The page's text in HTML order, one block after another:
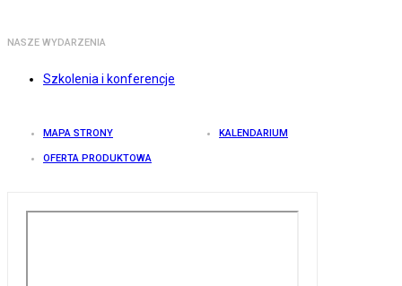
NASZE WYDARZENIA
Szkolenia i konferencje
MAPA STRONY KALENDARIUM
OFERTA PRODUKTOWA